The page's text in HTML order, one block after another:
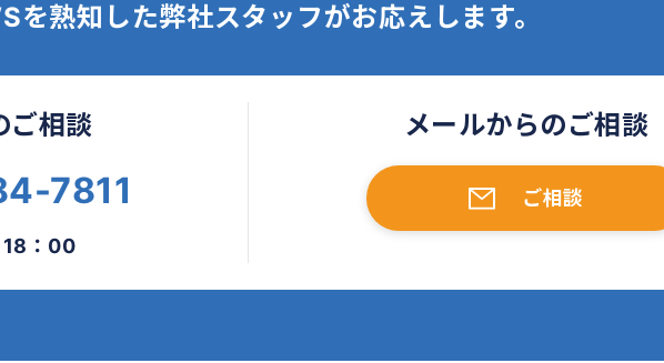
を熟知した弊社スタッフがお応えします。
ご相談
7811
：00
メールからのご相談
ご相談